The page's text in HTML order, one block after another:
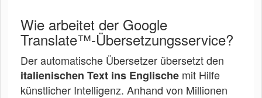
Wie arbeitet der Google
Translate™-Übersetzungsservice?
Der automatische Übersetzer übersetzt den
italienischen Text ins Englische mit Hilfe
künstlicher Intelligenz. Anhand von Millionen